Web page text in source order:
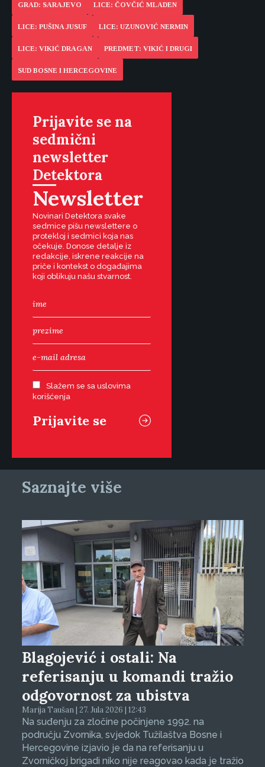
GRAD: SARAJEVO LICE: ČOVČIĆ MLADEN
LICE: PUŠINA JUSUF LICE: UZUNOVIĆ NERMIN
LICE: VIKIĆ DRAGAN PREDMET: VIKIĆ I DRUGI
SUD BOSNE I HERCEGOVINE
Prijavite se na
sedmični
newsletter
Detektora
Newsletter
Novinari Detektora svake
sedmice pišu newslettere o
protekloj i sedmici koja nas
očekuje. Donose detalje iz
redakcije, iskrene reakcije na
priče i kontekst o događajima
koji oblikuju našu stvarnost.
Slažem se sa uslovima
korišćenja
Saznajte više
Blagojević i ostali: Na
referisanju u komandi tražio
odgovornost za ubistva
Marija Taušan | 27. Jula 2026 | 12:43
Na suđenju za zločine počinjene 1992. na
području Zvornika, svjedok Tužilaštva Bosne i
Hercegovine izjavio je da na referisanju u
Zvorničkoj brigadi niko nije reagovao kada je tražio